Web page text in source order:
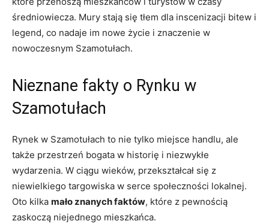
średniowiecza. Mury stają się tłem dla inscenizacji bitew i
legend, co nadaje im nowe życie i znaczenie w
nowoczesnym Szamotułach.
Nieznane fakty o Rynku w
Szamotułach
Rynek w Szamotułach to nie tylko miejsce handlu, ale
także przestrzeń bogata w historię i niezwykłe
wydarzenia. W ciągu wieków, przekształcał się z
niewielkiego targowiska w serce społeczności lokalnej.
Oto kilka mało znanych faktów, które z pewnością
zaskoczą niejednego mieszkańca.